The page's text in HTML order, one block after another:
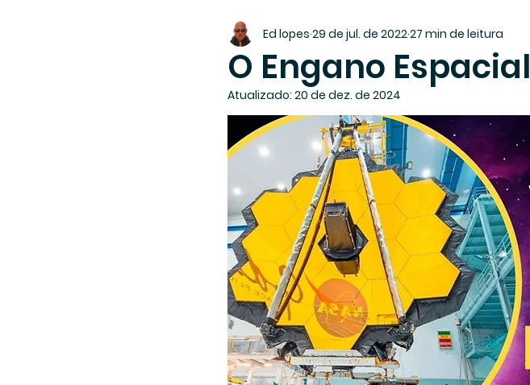
O Engano Espacial
Ed lopes 29 de jul. de 202227 min de leitura
Atualizado: 20 de dez. de 2024